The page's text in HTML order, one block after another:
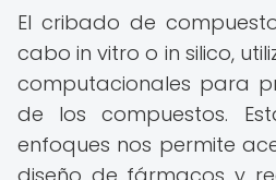
El cribado de
cabo in vitro o in silico,
computacionales para
de los compuestos.
enfoques nos permite